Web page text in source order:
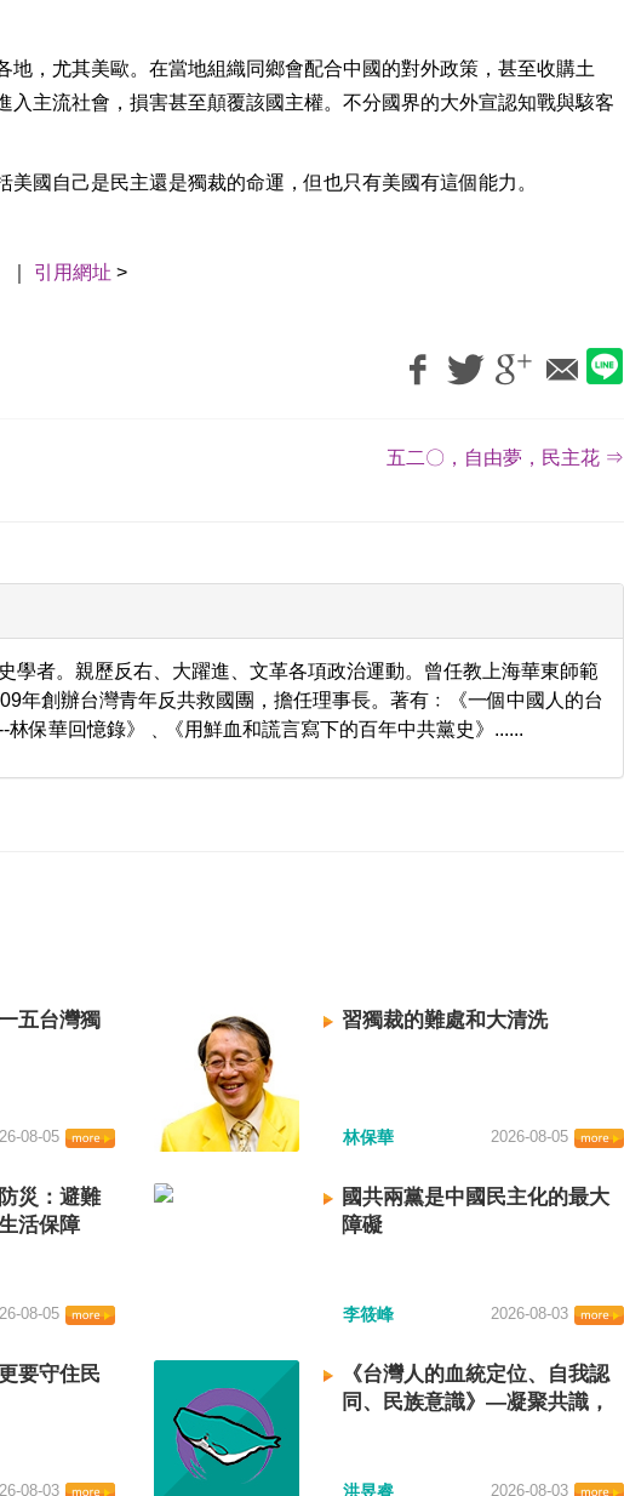
地，尤其美歐。在當地組織同鄉會配合中國的對外政策，甚至收購土
入主流社會，損害甚至顛覆該國主權。不分國界的大外宣認知戰與駭客
國自己是民主還是獨裁的命運，但也只有美國有這個能力。
引用網址 >
五二〇，自由夢，民主花 ⇒
學者。親歷反右、大躍進、文革各項政治運動。曾任教上海華東師範
年創辦台灣青年反共救國團，擔任理事長。著有﹕《一個中國人的台
林保華回憶錄》﹑《用鮮血和謊言寫下的百年中共黨史》......
五台灣獨
08-05
習獨裁的難處和大清洗
林保華 2026-08-05
災：避難
活保障
08-05
國共兩黨是中國民主化的最大
障礙
李筱峰 2026-08-03
要守住民
08-03
《台灣人的血統定位、自我認
同、民族意識》—凝聚共識，
洪昱睿 2026-08-03